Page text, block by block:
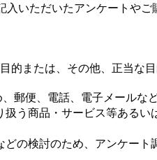
いただいたアンケートや
または、その他、正当な目
郵便、電話、電子メールな
う商品・サービス等ある
の検討のため、アンケート